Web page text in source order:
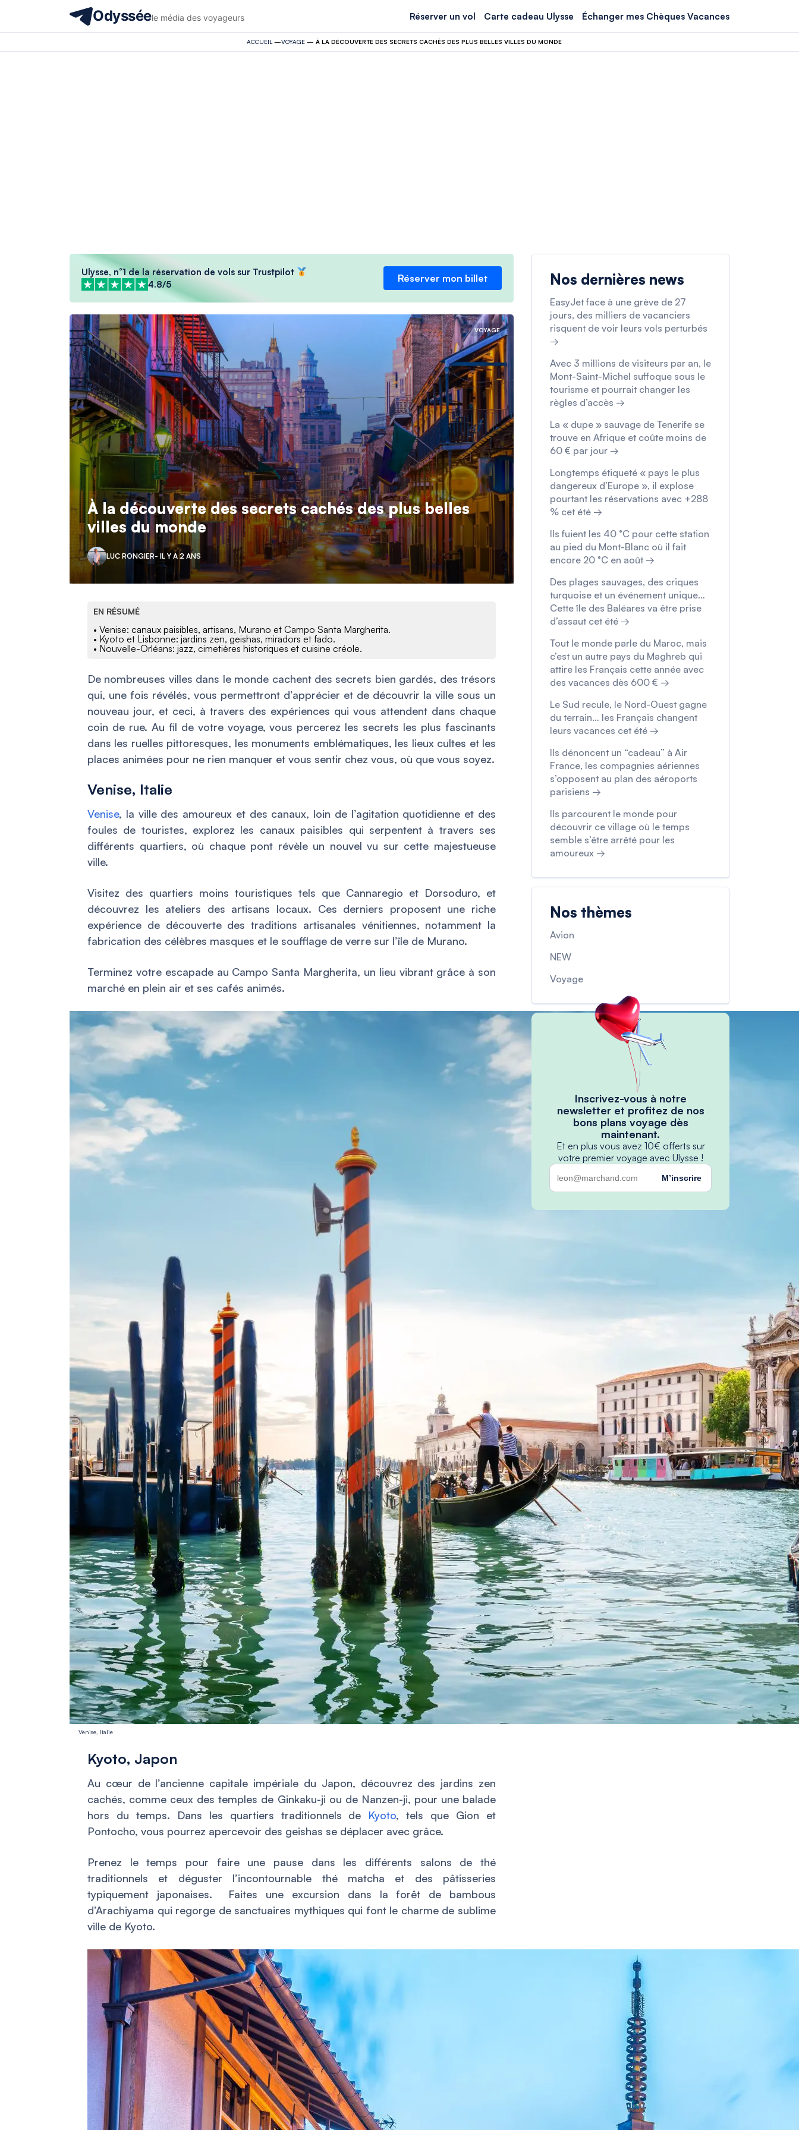
Odysséele média des voyageurs Réserver un vol Carte cadeau Ulysse Échanger mes Chèques Vacances
ACCUEIL —VOYAGE— À LA DÉCOUVERTE DES SECRETS CACHÉS DES PLUS BELLES VILLES DU MONDE
Ulysse, n°1 de la réservation de vols sur Trustpilot
4.8/5
Réserver mon billet
VOYAGE
À la découverte des secrets cachés des plus belles
villes du monde
LUC RONGIER- IL Y A 2 ANS
EN RÉSUMÉ
• Venise: canaux paisibles, artisans, Murano et Campo Santa Margherita.
• Kyoto et Lisbonne: jardins zen, geishas, miradors et fado.
• Nouvelle-Orléans: jazz, cimetières historiques et cuisine créole.
De nombreuses villes dans le monde cachent des secrets bien gardés, des trésors
qui, une fois révélés, vous permettront d’apprécier et de découvrir la ville sous un
nouveau jour, et ceci, à travers des expériences qui vous attendent dans chaque
coin de rue. Au fil de votre voyage, vous percerez les secrets les plus fascinants
dans les ruelles pittoresques, les monuments emblématiques, les lieux cultes et les
places animées pour ne rien manquer et vous sentir chez vous, où que vous soyez.
Venise, Italie
Venise, la ville des amoureux et des canaux, loin de l’agitation quotidienne et des
foules de touristes, explorez les canaux paisibles qui serpentent à travers ses
différents quartiers, où chaque pont révèle un nouvel vu sur cette majestueuse
ville.
Visitez des quartiers moins touristiques tels que Cannaregio et Dorsoduro, et
découvrez les ateliers des artisans locaux. Ces derniers proposent une riche
expérience de découverte des traditions artisanales vénitiennes, notamment la
fabrication des célèbres masques et le soufflage de verre sur l’île de Murano.
Terminez votre escapade au Campo Santa Margherita, un lieu vibrant grâce à son
marché en plein air et ses cafés animés.
Venise, Italie
Kyoto, Japon
Au cœur de l’ancienne capitale impériale du Japon, découvrez des jardins zen
cachés, comme ceux des temples de Ginkaku-ji ou de Nanzen-ji, pour une balade
hors du temps. Dans les quartiers traditionnels de Kyoto, tels que Gion et
Pontocho, vous pourrez apercevoir des geishas se déplacer avec grâce.
Prenez le temps pour faire une pause dans les différents salons de thé
traditionnels et déguster l’incontournable thé matcha et des pâtisseries
typiquement japonaises. Faites une excursion dans la forêt de bambous
d’Arachiyama qui regorge de sanctuaires mythiques qui font le charme de sublime
ville de Kyoto.
Nos dernières news
EasyJet face à une grève de 27
jours, des milliers de vacanciers
risquent de voir leurs vols perturbés
→
Avec 3 millions de visiteurs par an, le
Mont-Saint-Michel suffoque sous le
tourisme et pourrait changer les
règles d’accès →
La « dupe » sauvage de Tenerife se
trouve en Afrique et coûte moins de
60 € par jour →
Longtemps étiqueté « pays le plus
dangereux d’Europe », il explose
pourtant les réservations avec +288
% cet été →
Ils fuient les 40 °C pour cette station
au pied du Mont-Blanc où il fait
encore 20 °C en août →
Des plages sauvages, des criques
turquoise et un événement unique…
Cette île des Baléares va être prise
d’assaut cet été →
Tout le monde parle du Maroc, mais
c’est un autre pays du Maghreb qui
attire les Français cette année avec
des vacances dès 600 € →
Le Sud recule, le Nord-Ouest gagne
du terrain… les Français changent
leurs vacances cet été →
Ils dénoncent un “cadeau” à Air
France, les compagnies aériennes
s’opposent au plan des aéroports
parisiens →
Ils parcourent le monde pour
découvrir ce village où le temps
semble s’être arrêté pour les
amoureux →
Nos thèmes
Avion
NEW
Voyage
Inscrivez-vous à notre
newsletter et profitez de nos
bons plans voyage dès
maintenant.
Et en plus vous avez 10€ offerts sur
votre premier voyage avec Ulysse !
M’inscrire